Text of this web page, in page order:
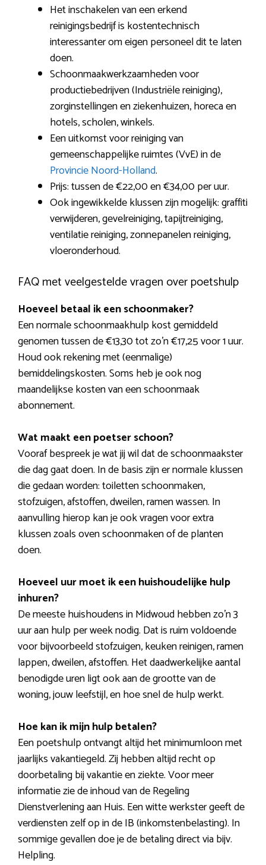
Het inschakelen van een erkend
reinigingsbedrijf is kostentechnisch
interessanter om eigen personeel dit te laten
doen.
Schoonmaakwerkzaamheden voor
productiebedrijven (Industriële reiniging),
zorginstellingen en ziekenhuizen, horeca en
hotels, scholen, winkels.
Een uitkomst voor reiniging van
gemeenschappelijke ruimtes (VvE) in de
Provincie Noord-Holland.
Prijs: tussen de €22,00 en €34,00 per uur.
Ook ingewikkelde klussen zijn mogelijk: graffiti
verwijderen, gevelreiniging, tapijtreiniging,
ventilatie reiniging, zonnepanelen reiniging,
vloeronderhoud.
FAQ met veelgestelde vragen over poetshulp
Hoeveel betaal ik een schoonmaker?
Een normale schoonmaakhulp kost gemiddeld
genomen tussen de €13,30 tot zo’n €17,25 voor 1 uur.
Houd ook rekening met (eenmalige)
bemiddelingskosten. Soms heb je ook nog
maandelijkse kosten van een schoonmaak
abonnement.
Wat maakt een poetser schoon?
Vooraf bespreek je wat jij wil dat de schoonmaakster
die dag gaat doen. In de basis zijn er normale klussen
die gedaan worden: toiletten schoonmaken,
stofzuigen, afstoffen, dweilen, ramen wassen. In
aanvulling hierop kan je ook vragen voor extra
klussen zoals oven schoonmaken of de planten
doen.
Hoeveel uur moet ik een huishoudelijke hulp
inhuren?
De meeste huishoudens in Midwoud hebben zo’n 3
uur aan hulp per week nodig. Dat is ruim voldoende
voor bijvoorbeeld stofzuigen, keuken reinigen, ramen
lappen, dweilen, afstoffen. Het daadwerkelijke aantal
benodigde uren ligt ook aan de grootte van de
woning, jouw leefstijl, en hoe snel de hulp werkt.
Hoe kan ik mijn hulp betalen?
Een poetshulp ontvangt altijd het minimumloon met
jaarlijks vakantiegeld. Zij hebben altijd recht op
doorbetaling bij vakantie en ziekte. Voor meer
informatie zie de inhoud van de Regeling
Dienstverlening aan Huis. Een witte werkster geeft de
verdiensten zelf op in de IB (inkomstenbelasting). In
sommige gevallen doe je de betaling direct via bijv.
Helpling.